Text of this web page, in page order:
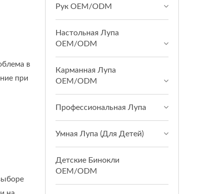
в
при
Рук OEM/ODM
Настольная Лупа
OEM/ODM
Карманная Лупа
OEM/ODM
Профессиональная Лупа
Умная Лупа (для Детей)
Детские Бинокли
OEM/ODM